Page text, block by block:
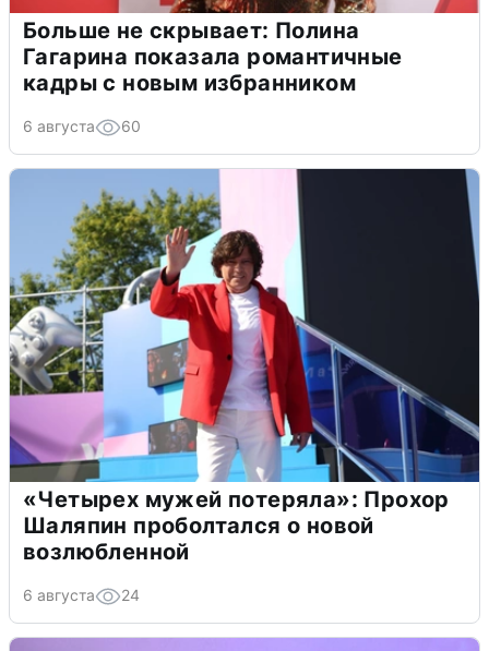
Больше не скрывает: Полина
Гагарина показала романтичные
кадры с новым избранником
6 августа 60
«Четырех мужей потеряла»: Прохор
Шаляпин проболтался о новой
возлюбленной
6 августа 24